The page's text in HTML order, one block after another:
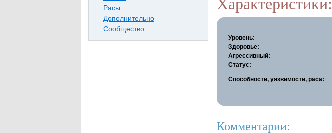
Расы
Дополнительно
Сообщество
Характеристики:
Уровень:
Здоровье:
Агрессивный:
Статус:
Способности, уязвимости, раса:
Комментарии: